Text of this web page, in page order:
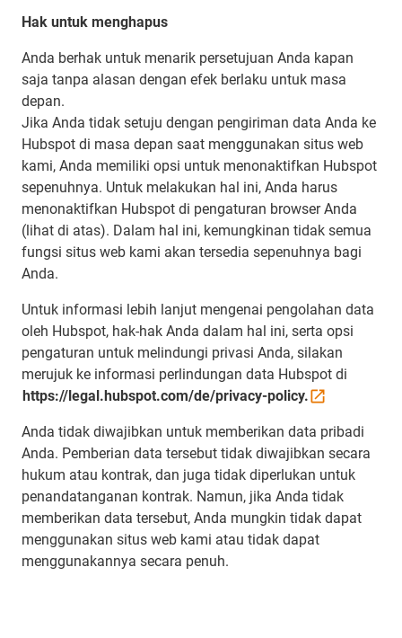
Hak untuk menghapus
Anda berhak untuk menarik persetujuan Anda kapan
saja tanpa alasan dengan efek berlaku untuk masa
depan.
Jika Anda tidak setuju dengan pengiriman data Anda ke
Hubspot di masa depan saat menggunakan situs web
kami, Anda memiliki opsi untuk menonaktifkan Hubspot
sepenuhnya. Untuk melakukan hal ini, Anda harus
menonaktifkan Hubspot di pengaturan browser Anda
(lihat di atas). Dalam hal ini, kemungkinan tidak semua
fungsi situs web kami akan tersedia sepenuhnya bagi
Anda.
Untuk informasi lebih lanjut mengenai pengolahan data
oleh Hubspot, hak-hak Anda dalam hal ini, serta opsi
pengaturan untuk melindungi privasi Anda, silakan
merujuk ke informasi perlindungan data Hubspot di
https://legal.hubspot.com/de/privacy-policy.
Anda tidak diwajibkan untuk memberikan data pribadi
Anda. Pemberian data tersebut tidak diwajibkan secara
hukum atau kontrak, dan juga tidak diperlukan untuk
penandatanganan kontrak. Namun, jika Anda tidak
memberikan data tersebut, Anda mungkin tidak dapat
menggunakan situs web kami atau tidak dapat
menggunakannya secara penuh.